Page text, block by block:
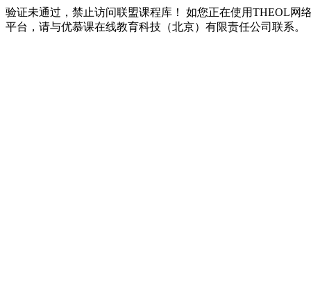
验证未通过，禁止访问联盟课程库！ 如您正在使用THEOL网
平台，请与优慕课在线教育科技（北京）有限责任公司联系。